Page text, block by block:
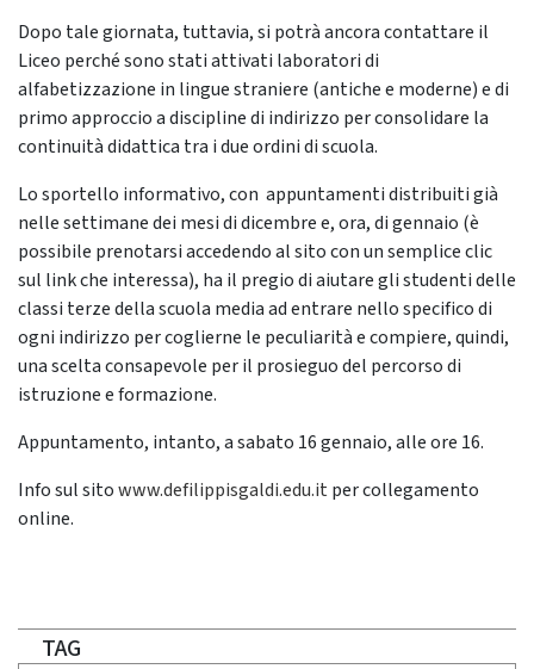
Dopo tale giornata, tuttavia, si potrà ancora contattare il
Liceo perché sono stati attivati laboratori di
alfabetizzazione in lingue straniere (antiche e moderne) e di
primo approccio a discipline di indirizzo per consolidare la
continuità didattica tra i due ordini di scuola.
Lo sportello informativo, con appuntamenti distribuiti già
nelle settimane dei mesi di dicembre e, ora, di gennaio (è
possibile prenotarsi accedendo al sito con un semplice clic
sul link che interessa), ha il pregio di aiutare gli studenti delle
classi terze della scuola media ad entrare nello specifico di
ogni indirizzo per coglierne le peculiarità e compiere, quindi,
una scelta consapevole per il prosieguo del percorso di
istruzione e formazione.
Appuntamento, intanto, a sabato 16 gennaio, alle ore 16.
Info sul sitowww.defilippisgaldi.edu.it per collegamento
online.
TAG